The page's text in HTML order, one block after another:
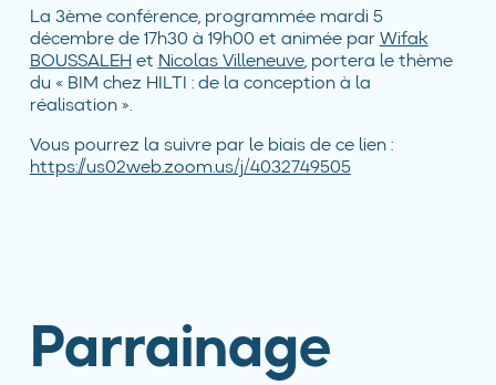
La 3ème conférence, programmée mardi 5
décembre de 17h30 à 19h00 et animée par Wifak
BOUSSALEH et Nicolas Villeneuve, portera le thème
du « BIM chez HILTI : de la conception à la
réalisation ».
Vous pourrez la suivre par le biais de ce lien :
https://us02web.zoom.us/j/4032749505
Parrainage